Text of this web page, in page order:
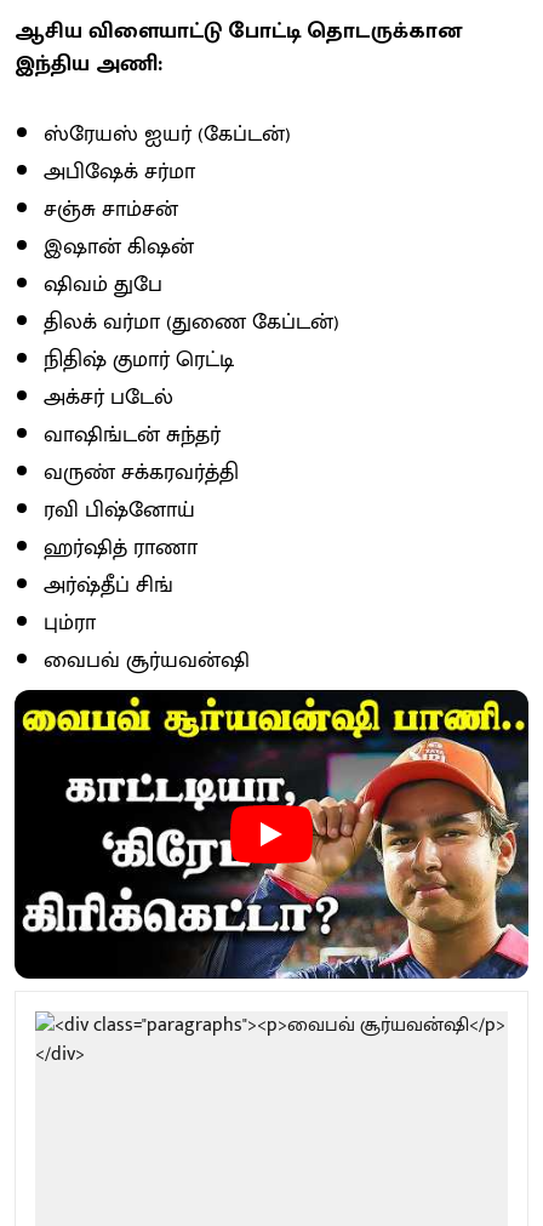
ஆசிய விளையாட்டு போட்டி தொடருக்கான
இந்திய அணி:
ஸ்ரேயஸ் ஐயர் (கேப்டன்)
அபிஷேக் சர்மா
சஞ்சு சாம்சன்
இஷான் கிஷன்
ஷிவம் துபே
திலக் வர்மா (துணை கேப்டன்)
நிதிஷ் குமார் ரெட்டி
அக்சர் படேல்
வாஷிங்டன் சுந்தர்
வருண் சக்கரவர்த்தி
ரவி பிஷ்னோய்
ஹர்ஷித் ராணா
அர்ஷ்தீப் சிங்
பும்ரா
வைபவ் சூர்யவன்ஷி